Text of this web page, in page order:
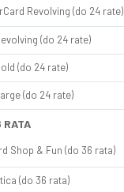
Revolving (do 24 rate)
(do 24 rate)
(do 24 rate)
(do 24 rate)
RATA
Shop & Fun (do 36 rata)
(do 36 rata)